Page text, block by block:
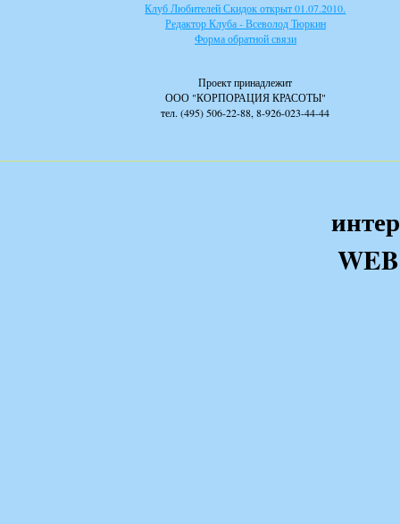
Клуб Любителей Скидок открыт 01.07.2010.
Редактор Клуба - Всеволод Тюркин
Форма обратной связи
Проект принадлежит
ООО "КОРПОРАЦИЯ КРАСОТЫ"
тел. (495) 506-22-88, 8-926-023-44-44